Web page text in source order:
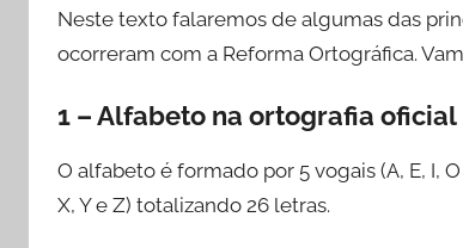
Neste texto falaremos de algumas das
ocorreram com a Reforma Ortográfica.
1 – Alfabeto na ortografia oficial
O alfabeto é formado por 5 vogais (A, E, I, O
X, Y e Z) totalizando 26 letras.